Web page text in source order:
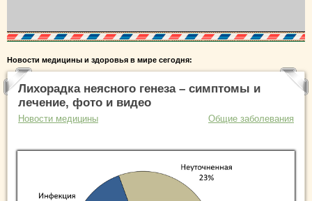
Новости медицины и здоровья в мире сегодня:
Лихорадка неясного генеза – симптомы и
лечение, фото и видео
Новости медицины Общие заболевания